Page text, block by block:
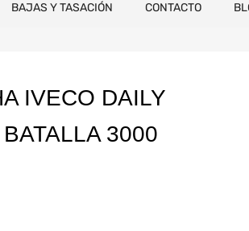
BAJAS Y TASACIÓN CONTACTO
IVECO DAILY
3000